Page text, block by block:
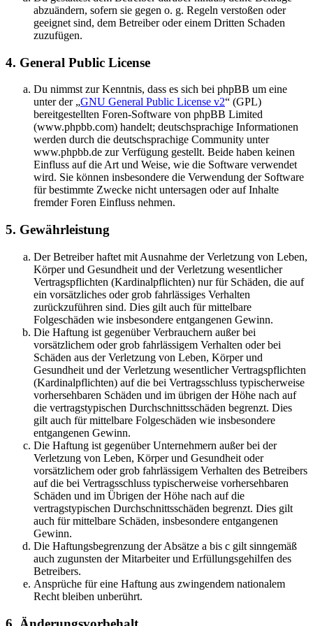
abzuändern, sofern sie gegen o. g. Regeln verstoßen oder
geeignet sind, dem Betreiber oder einem Dritten Schaden
zuzufügen.
4. General Public License
Du nimmst zur Kenntnis, dass es sich bei phpBB um eine
unter der „GNU General Public License v2“ (GPL)
bereitgestellten Foren-Software von phpBB Limited
(www.phpbb.com) handelt; deutschsprachige Informationen
werden durch die deutschsprachige Community unter
www.phpbb.de zur Verfügung gestellt. Beide haben keinen
Einfluss auf die Art und Weise, wie die Software verwendet
wird. Sie können insbesondere die Verwendung der Software
für bestimmte Zwecke nicht untersagen oder auf Inhalte
fremder Foren Einfluss nehmen.
5. Gewährleistung
Der Betreiber haftet mit Ausnahme der Verletzung von Leben,
Körper und Gesundheit und der Verletzung wesentlicher
Vertragspflichten (Kardinalpflichten) nur für Schäden, die auf
ein vorsätzliches oder grob fahrlässiges Verhalten
zurückzuführen sind. Dies gilt auch für mittelbare
Folgeschäden wie insbesondere entgangenen Gewinn.
Die Haftung ist gegenüber Verbrauchern außer bei
vorsätzlichem oder grob fahrlässigem Verhalten oder bei
Schäden aus der Verletzung von Leben, Körper und
Gesundheit und der Verletzung wesentlicher Vertragspflichten
(Kardinalpflichten) auf die bei Vertragsschluss typischerweise
vorhersehbaren Schäden und im übrigen der Höhe nach auf
die vertragstypischen Durchschnittsschäden begrenzt. Dies
gilt auch für mittelbare Folgeschäden wie insbesondere
entgangenen Gewinn.
Die Haftung ist gegenüber Unternehmern außer bei der
Verletzung von Leben, Körper und Gesundheit oder
vorsätzlichem oder grob fahrlässigem Verhalten des Betreibers
auf die bei Vertragsschluss typischerweise vorhersehbaren
Schäden und im Übrigen der Höhe nach auf die
vertragstypischen Durchschnittsschäden begrenzt. Dies gilt
auch für mittelbare Schäden, insbesondere entgangenen
Gewinn.
Die Haftungsbegrenzung der Absätze a bis c gilt sinngemäß
auch zugunsten der Mitarbeiter und Erfüllungsgehilfen des
Betreibers.
Ansprüche für eine Haftung aus zwingendem nationalem
Recht bleiben unberührt.